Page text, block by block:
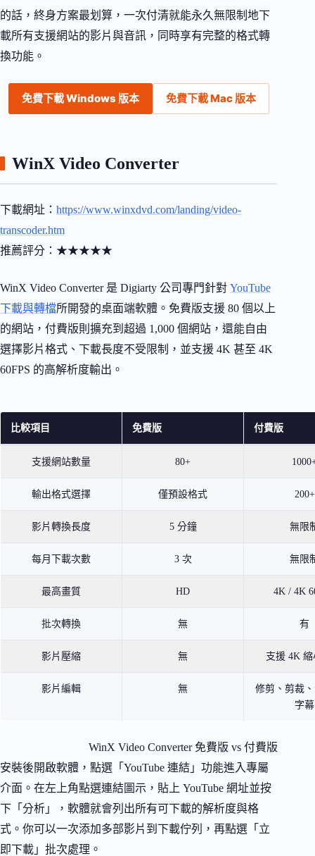
的話，終身方案最划算，一次付清就能永久無限制地下
載所有支援網站的影片與音訊，同時享有完整的格式轉
換功能。
免費下載 Windows 版本 免費下載 Mac 版本
WinX Video Converter
下載網址： https://www.winxdvd.com/landing/video-
transcoder.htm
推薦評分：★★★★★
WinX Video Converter 是 Digiarty 公司專門針對 YouTube
下載與轉檔所開發的桌面端軟體。免費版支援 80 個以上
的網站，付費版則擴充到超過 1,000 個網站，還能自由
選擇影片格式、下載長度不受限制，並支援 4K 甚至 4K
60FPS 的高解析度輸出。
比較項目 免費版 付費版
支援網站數量 80+
輸出格式選擇 僅預設格式 200+
影片轉換長度 5 分鐘 無限
每月下載次數 3 次 無限
最高畫質 HD 4K / 4K
批次轉換 無 有
影片壓縮 無 支援 4K 縮
影片編輯 無
修剪、剪裁
字幕
WinX Video Converter 免費版 vs 付費版
安裝後開啟軟體，點選「YouTube 連結」功能進入專屬
介面。在左上角點選連結圖示，貼上 YouTube 網址並按
下「分析」，軟體就會列出所有可下載的解析度與格
式。你可以一次添加多部影片到下載佇列，再點選「立
即下載」批次處理。